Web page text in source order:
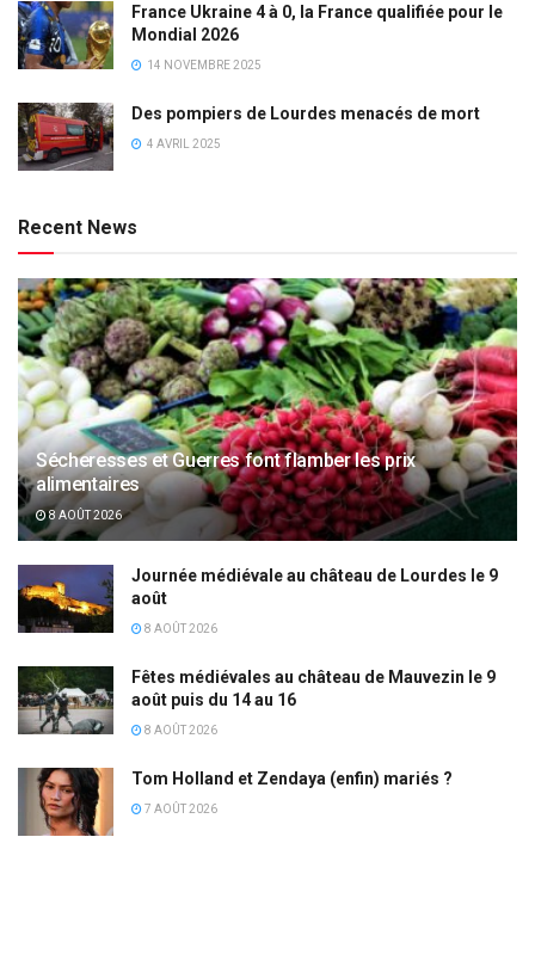
France Ukraine 4 à 0, la France qualifiée pour le
Mondial 2026
14 NOVEMBRE 2025
Des pompiers de Lourdes menacés de mort
4 AVRIL 2025
Recent News
Sécheresses et Guerres font flamber les prix
alimentaires
8 AOÛT 2026
Journée médiévale au château de Lourdes le 9
août
8 AOÛT 2026
Fêtes médiévales au château de Mauvezin le 9
août puis du 14 au 16
8 AOÛT 2026
Tom Holland et Zendaya (enfin) mariés ?
7 AOÛT 2026